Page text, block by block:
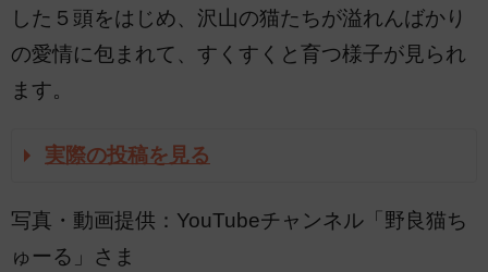
した５頭をはじめ、沢山の猫たちが溢れんばかり
の愛情に包まれて、すくすくと育つ様子が見られ
ます。
実際の投稿を見る
写真・動画提供：YouTubeチャンネル「野良猫ち
ゅーる」さま